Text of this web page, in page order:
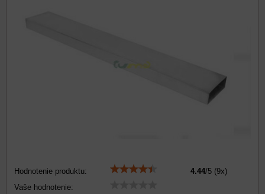
Hodnotenie produktu: 4.44/5 (9x)
Vaše hodnotenie: